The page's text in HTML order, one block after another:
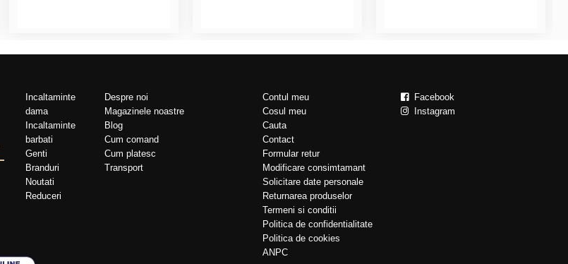
Incaltaminte
dama
Incaltaminte
barbati
Genti
Branduri
Noutati
Reduceri
Despre noi
Magazinele noastre
Blog
Cum comand
Cum platesc
Transport
Contul meu
Cosul meu
Cauta
Contact
Formular retur
Modificare consimtamant
Solicitare date personale
Returnarea produselor
Termeni si conditii
Politica de confidentialitate
Politica de cookies
ANPC
Facebook
Instagram